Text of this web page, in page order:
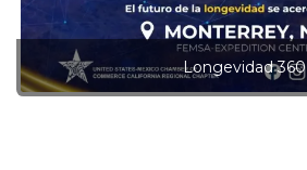
Longevidad 360